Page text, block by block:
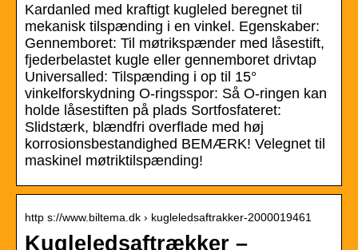
Kardanled med kraftigt kugleled beregnet til
mekanisk tilspænding i en vinkel. Egenskaber:
Gennemboret: Til møtrikspænder med låsestift,
fjederbelastet kugle eller gennemboret drivtap
Universalled: Tilspænding i op til 15°
vinkelforskydning O-ringsspor: Så O-ringen kan
holde låsestiften på plads Sortfosfateret:
Slidstærk, blændfri overflade med høj
korrosionsbestandighed BEMÆRK! Velegnet til
maskinel møtriktilspænding!
http s://www.biltema.dk › kugleledsaftrakker-2000019461
Kugleledsaftrækker –